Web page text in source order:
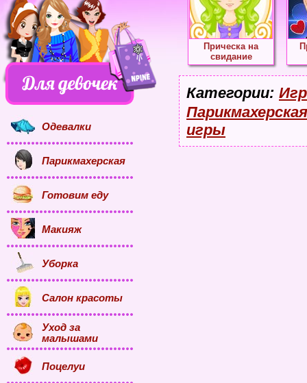
Прическа на
свидание
Категории:
игры
Одевалки
Парикмахерская
Готовим еду
Макияж
Уборка
Салон красоты
Уход за
малышами
Поцелуи